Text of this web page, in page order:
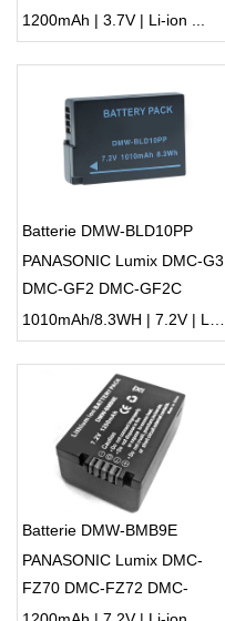
DMC-FH6 DMC-FH7 DMC-
FH8 DMC-FH24
1200mAh | 3.7V | Li-ion ...
Batterie DMW-BLD10PP
PANASONIC Lumix DMC-G3
DMC-GF2 DMC-GF2C
DMC-GF2W DMC-TS2D
DMC-TS2S
1010mAh/8.3WH | 7.2V | Li-ion ...
Batterie DMW-BMB9E
PANASONIC Lumix DMC-
FZ70 DMC-FZ72 DMC-
FZ100 DMC-FZ150 DC-